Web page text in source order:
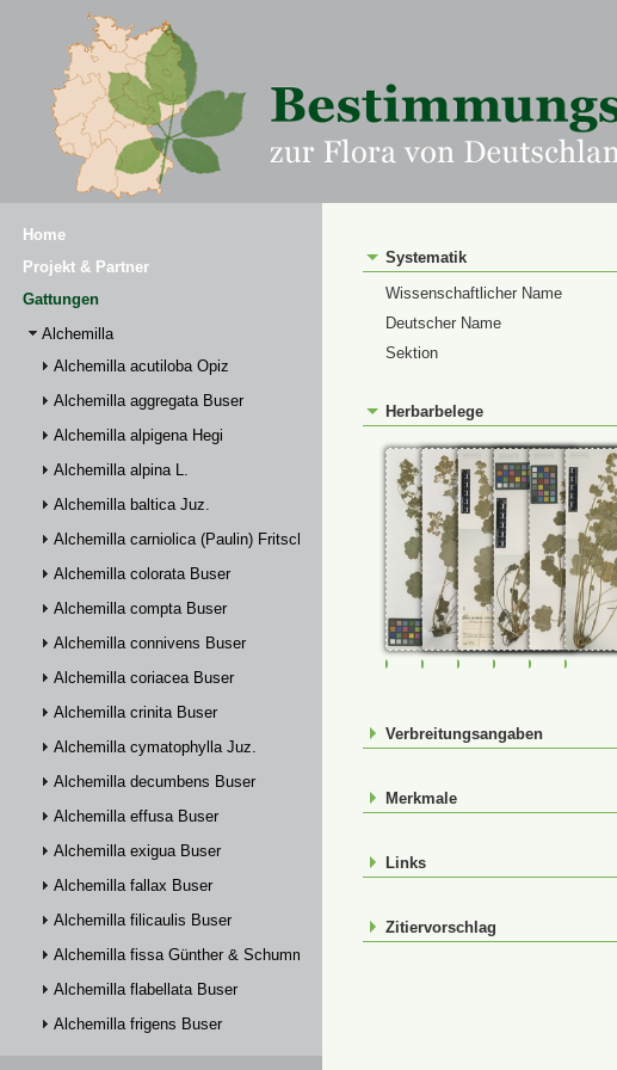
Home
Projekt & Partner
Gattungen
Alchemilla
Alchemilla acutiloba Opiz
Alchemilla aggregata Buser
Alchemilla alpigena Hegi
Alchemilla alpina L.
Alchemilla baltica Juz.
Alchemilla carniolica (Paulin) Fritsch
Alchemilla colorata Buser
Alchemilla compta Buser
Alchemilla connivens Buser
Alchemilla coriacea Buser
Alchemilla crinita Buser
Alchemilla cymatophylla Juz.
Alchemilla decumbens Buser
Alchemilla effusa Buser
Alchemilla exigua Buser
Alchemilla fallax Buser
Alchemilla filicaulis Buser
Alchemilla fissa Günther & Schummel
Alchemilla flabellata Buser
Alchemilla frigens Buser
Systematik
Wissenschaftlicher Name
Deutscher Name
Sektion
Herbarbelege
FR-0107387FR-0107388JE00026987JE00026988JE00026991
Verbreitungsangaben
Merkmale
Links
Zitiervorschlag